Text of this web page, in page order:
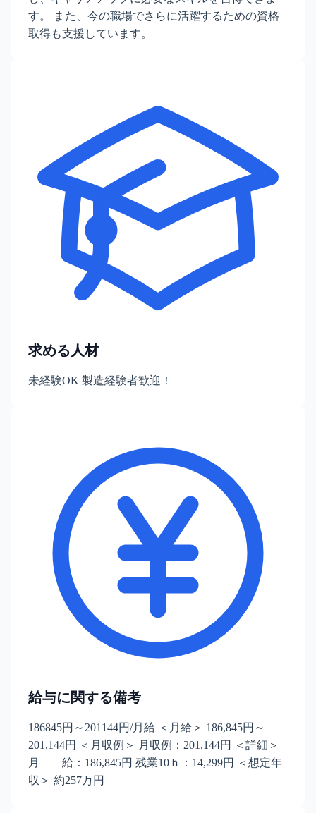
す。 また、今の職場でさらに活躍するための資格
取得も支援しています。
求める人材
未経験OK 製造経験者歓迎！
給与に関する備考
186845円～201144円/月給 ＜月給＞ 186,845円～
201,144円 ＜月収例＞ 月収例：201,144円 ＜詳細＞
月 給：186,845円 残業10ｈ：14,299円 ＜想定年
収＞ 約257万円